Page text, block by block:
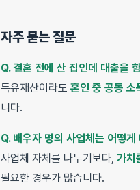
자주 묻는 질문
Q. 결혼 전에 산 집인데 대출을
특유재산이라도 혼인 중 공동 소
니다.
Q. 배우자 명의 사업체는 어떻게
사업체 자체를 나누기보다, 가치
필요한 경우가 많습니다.